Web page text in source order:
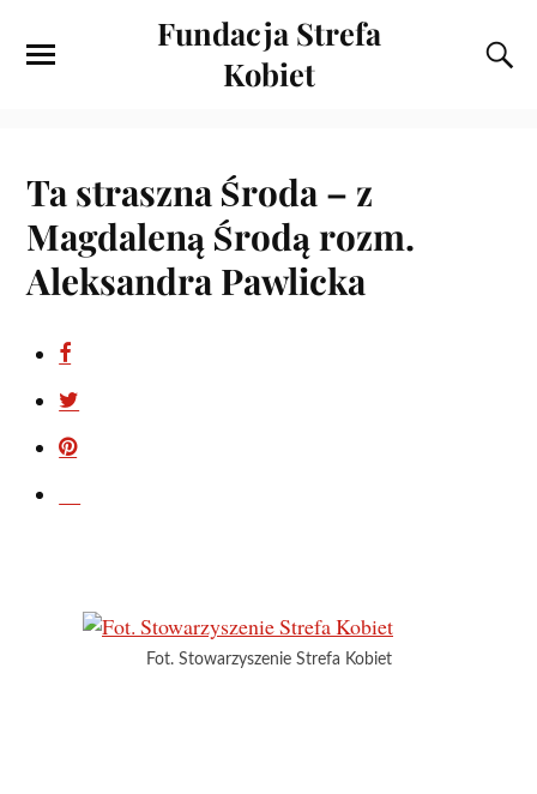
Fundacja Strefa
Kobiet
Ta straszna Środa – z
Magdaleną Środą rozm.
Aleksandra Pawlicka
Fot. Stowarzyszenie Strefa Kobiet